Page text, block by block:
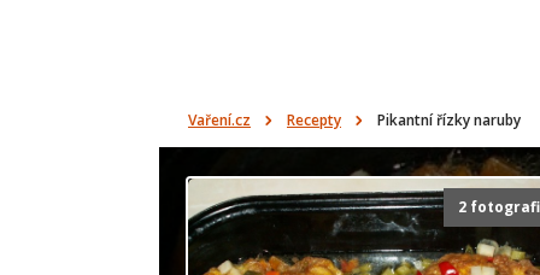
Vaření.cz Recepty Pikantní řízky naruby
2